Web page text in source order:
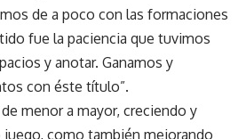
de a poco con las formaciones
fue la paciencia que tuvimos
y anotar. Ganamos y
con éste título”.
menor a mayor, creciendo y
como también mejorando